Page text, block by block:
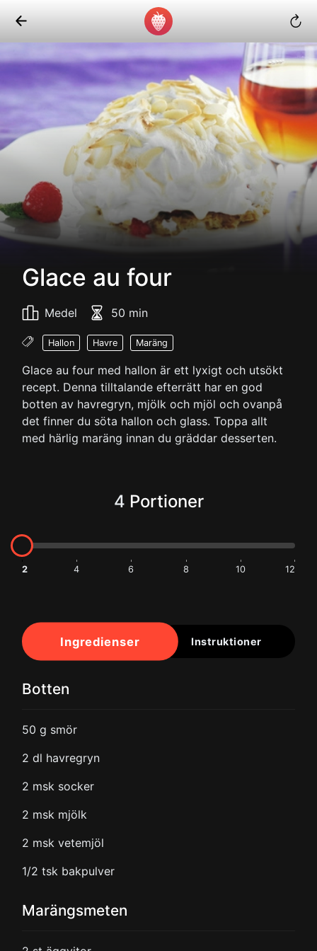
Glace au four
Medel 50 min
Hallon Havre Maräng
Glace au four med hallon är ett lyxigt och utsökt
recept. Denna tilltalande efterrätt har en god
botten av havregryn, mjölk och mjöl och ovanpå
det finner du söta hallon och glass. Toppa allt
med härlig maräng innan du gräddar desserten.
4 Portioner
2 4 6 8 10 12
Ingredienser Instruktioner
Botten
50 g smör
2 dl havregryn
2 msk socker
2 msk mjölk
2 msk vetemjöl
1/2 tsk bakpulver
Marängsmeten